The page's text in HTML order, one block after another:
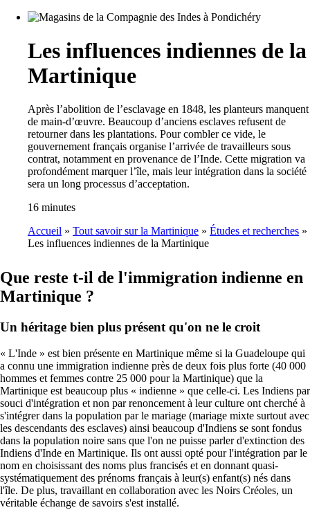
Les influences indiennes de la
Martinique
Après l’abolition de l’esclavage en 1848, les planteurs manquent
de main-d’œuvre. Beaucoup d’anciens esclaves refusent de
retourner dans les plantations. Pour combler ce vide, le
gouvernement français organise l’arrivée de travailleurs sous
contrat, notamment en provenance de l’Inde. Cette migration va
profondément marquer l’île, mais leur intégration dans la société
sera un long processus d’acceptation.
16 minutes
Breadcrumb
Accueil Tout savoir sur la Martinique
Études et recherches
Les influences indiennes de la Martinique
Que reste t-il de l'immigration indienne en
Martinique ?
Un héritage bien plus présent qu'on ne le croit
« L'Inde » est bien présente en Martinique même si la Guadeloupe qui
a connu une immigration indienne près de deux fois plus forte (40 000
hommes et femmes contre 25 000 pour la Martinique) que la
Martinique est beaucoup plus « indienne » que celle-ci. Les Indiens par
souci d'intégration et non par renoncement à leur culture ont cherché à
s'intégrer dans la population par le mariage (mariage mixte surtout avec
les descendants des esclaves) ainsi beaucoup d'Indiens se sont fondus
dans la population noire sans que l'on ne puisse parler d'extinction des
Indiens d'Inde en Martinique. Ils ont aussi opté pour l'intégration par le
nom en choisissant des noms plus francisés et en donnant quasi-
systématiquement des prénoms français à leur(s) enfant(s) nés dans
l'île. De plus, travaillant en collaboration avec les Noirs Créoles, un
véritable échange de savoirs s'est installé.